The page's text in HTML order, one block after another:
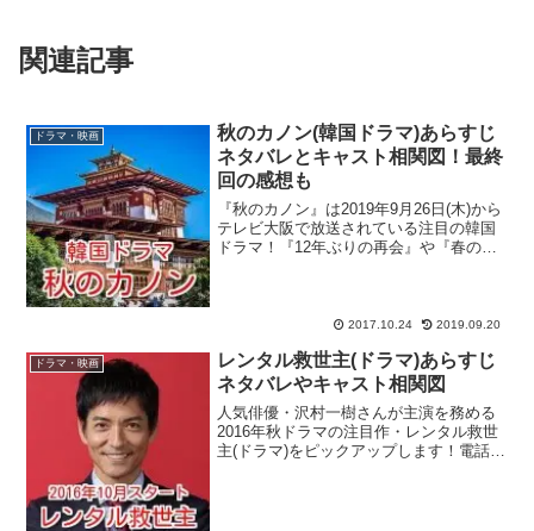
関連記事
ドラマ・映画
秋のカノン(韓国ドラマ)あらすじ
ネタバレとキャスト相関図！最終
回の感想も
『秋のカノン』は2019年9月26日(木)から
テレビ大阪で放送されている注目の韓国
ドラマ！『12年ぶりの再会』や『春のワ
2017.10.24 2019.09.20
ドラマ・映画
レンタル救世主(ドラマ)あらすじ
ネタバレやキャスト相関図
人気俳優・沢村一樹さんが主演を務める
2016年秋ドラマの注目作・レンタル救世
主(ドラマ)をピックアップします！電話1